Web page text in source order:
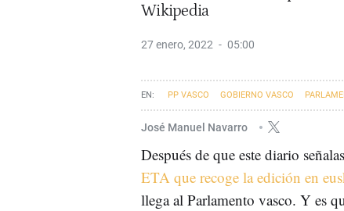
Wikipedia
27 enero, 2022 05:00
PP VASCO GOBIERNO VASCO
José Manuel Navarro
Después de que este diario
ETA que recoge la edición en
llega al Parlamento vasco. Y es